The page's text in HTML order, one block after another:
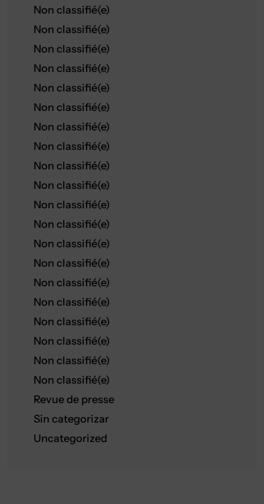
Non classifié(e)
Non classifié(e)
Non classifié(e)
Non classifié(e)
Non classifié(e)
Non classifié(e)
Non classifié(e)
Non classifié(e)
Non classifié(e)
Non classifié(e)
Non classifié(e)
Non classifié(e)
Non classifié(e)
Non classifié(e)
Non classifié(e)
Non classifié(e)
Non classifié(e)
Non classifié(e)
Non classifié(e)
Non classifié(e)
Revue de presse
Sin categorizar
Uncategorized